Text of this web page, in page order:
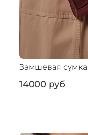
Замшевая сумка
14000 руб